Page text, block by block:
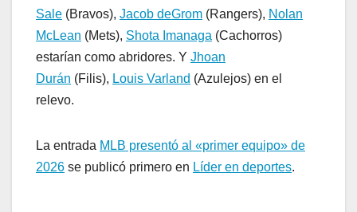
Sale (Bravos), Jacob deGrom (Rangers), Nolan
McLean (Mets), Shota Imanaga (Cachorros)
estarían como abridores. Y Jhoan
Durán (Filis), Louis Varland (Azulejos) en el
relevo.
La entrada MLB presentó al «primer equipo» de
2026 se publicó primero en Líder en deportes.